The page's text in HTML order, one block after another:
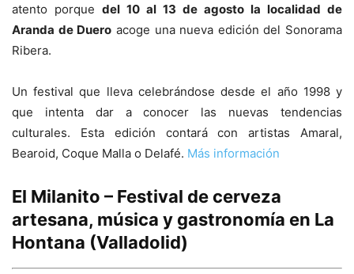
atento porque del 10 al 13 de agosto la localidad de
Aranda de Duero acoge una nueva edición del Sonorama
Ribera.
Un festival que lleva celebrándose desde el año 1998 y
que intenta dar a conocer las nuevas tendencias
culturales. Esta edición contará con artistas Amaral,
Bearoid, Coque Malla o Delafé. Más información
El Milanito – Festival de cerveza
artesana, música y gastronomía en La
Hontana (Valladolid)